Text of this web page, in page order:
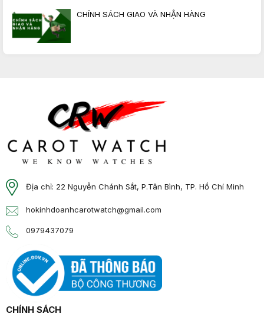
CHÍNH SÁCH GIAO VÀ NHẬN HÀNG
Địa chỉ: 22 Nguyễn Chánh Sắt, P.Tân Bình, TP. Hồ Chí Minh
hokinhdoanhcarotwatch@gmail.com
0979437079
CHÍNH SÁCH